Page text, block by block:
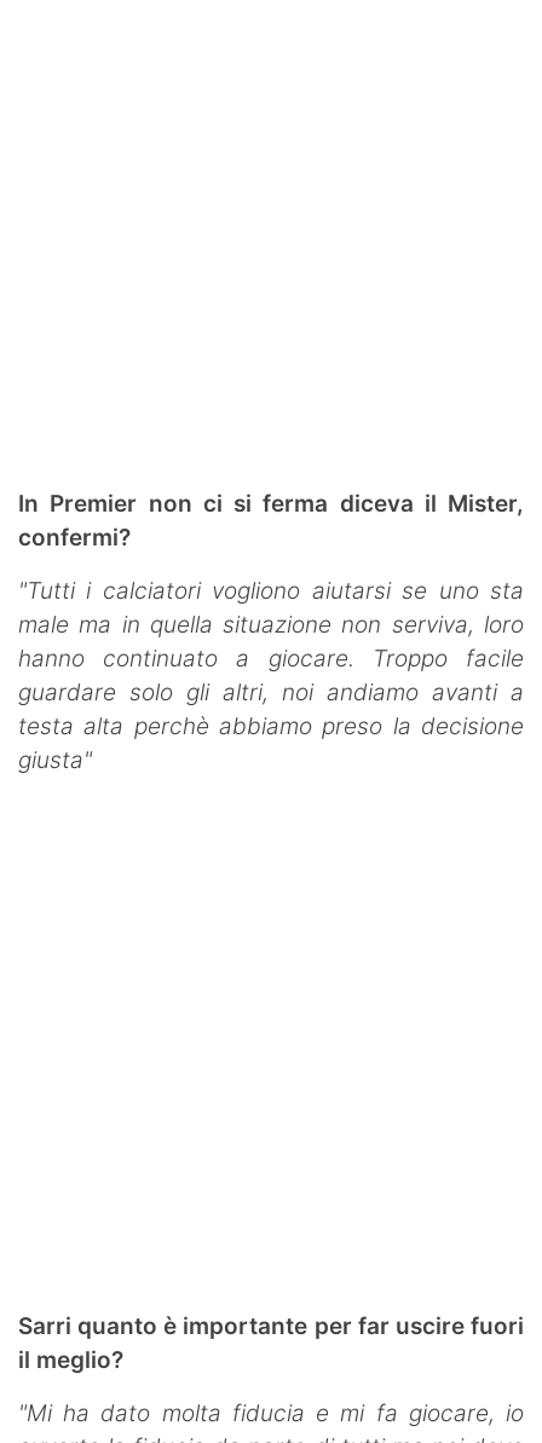
In Premier non ci si ferma diceva il Mister,
confermi?
"Tutti i calciatori vogliono aiutarsi se uno sta
male ma in quella situazione non serviva, loro
hanno continuato a giocare. Troppo facile
guardare solo gli altri, noi andiamo avanti a
testa alta perchè abbiamo preso la decisione
giusta"
Sarri quanto è importante per far uscire fuori
il meglio?
"Mi ha dato molta fiducia e mi fa giocare, io